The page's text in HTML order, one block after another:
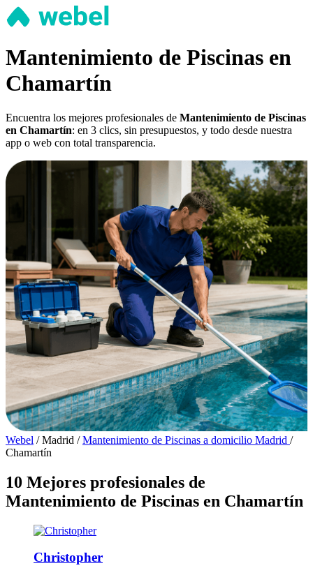
Mantenimiento de Piscinas en
Chamartín
Encuentra los mejores profesionales de Mantenimiento de Piscinas
en Chamartín: en 3 clics, sin presupuestos, y todo desde nuestra
app o web con total transparencia.
Webel / Madrid / Mantenimiento de Piscinas a domicilio Madrid /
Chamartín
10 Mejores profesionales de
Mantenimiento de Piscinas en Chamartín
Christopher